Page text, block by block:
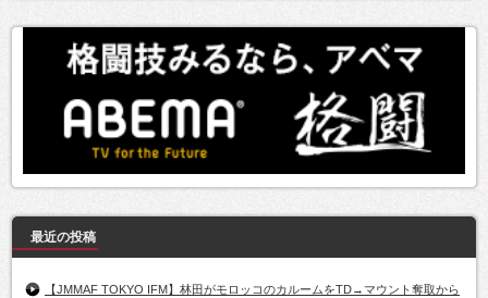
最近の投稿
【JMMAF TOKYO IFM】林田がモロッコのカルームをTD→マウント奪取から